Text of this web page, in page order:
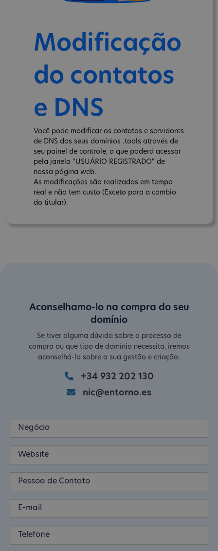
Modificação
do contatos
e DNS
Você pode modificar os contatos e servidores
de DNS dos seus domínios .tools através de
seu painel de controle, o que poderá acessar
pela janela "USUÁRIO REGISTRADO" de
nossa página web.
As modificações são realizadas em tempo
real e não tem custo (Exceto para a cambio
do titular).
Aconselhamo-lo na compra do seu
domínio
Se tiver alguma dúvida sobre o processo de
compra ou que tipo de domínio necessita, iremos
aconselhá-lo sobre a sua gestão e criação.
+34 932 202 130
nic@entorno.es